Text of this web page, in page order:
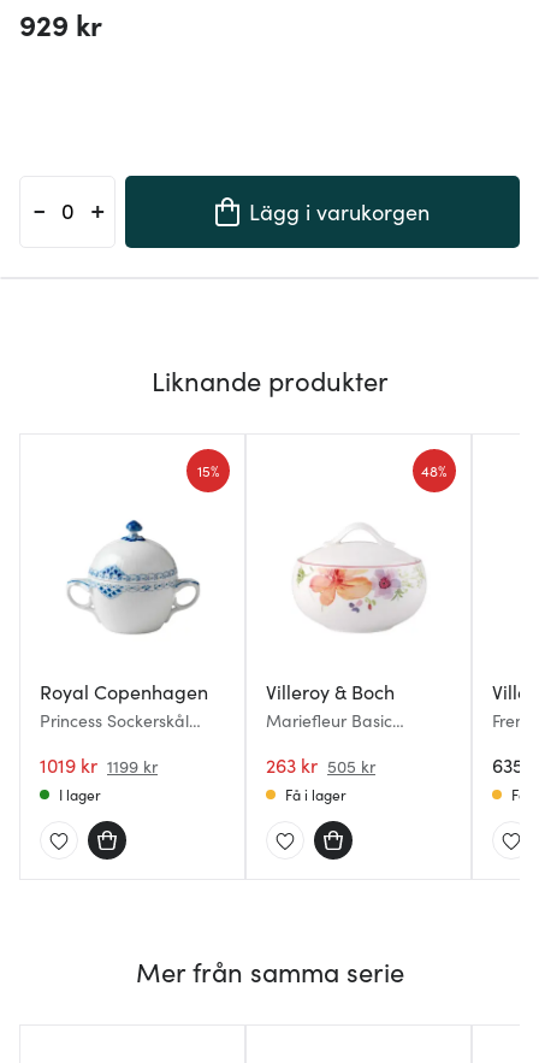
929 kr
- + Lägg i varukorgen
Liknande produkter
Royal Copenhagen
Princess Sockerskål
1019 kr 1199 kr
15%
I lager
Villeroy & Boch
Mariefleur Basic
263 kr 505 kr
48%
Få i lager
cl
635
Få
Mer från samma serie